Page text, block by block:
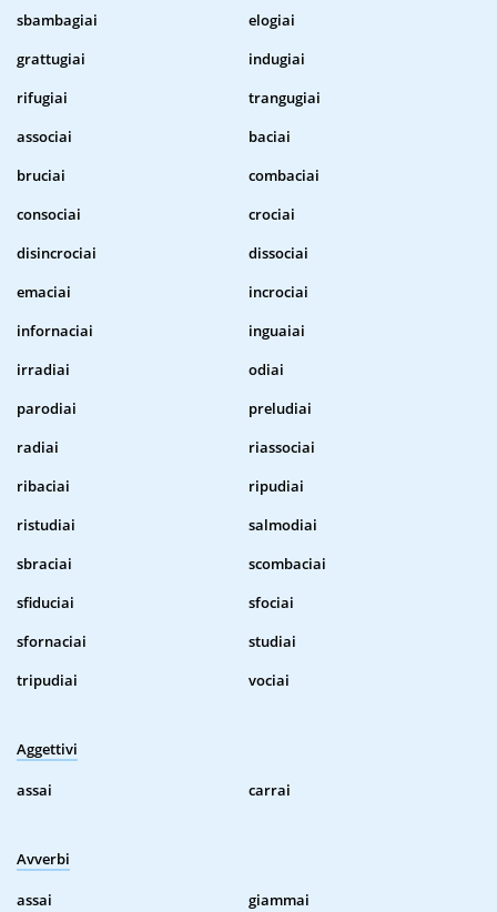
sbambagiai
elogiai
grattugiai
indugiai
rifugiai
trangugiai
associai
baciai
bruciai
combaciai
consociai
crociai
disincrociai
dissociai
emaciai
incrociai
infornaciai
inguaiai
irradiai
odiai
parodiai
preludiai
radiai
riassociai
ribaciai
ripudiai
ristudiai
salmodiai
sbraciai
scombaciai
sfiduciai
sfociai
sfornaciai
studiai
tripudiai
vociai
Aggettivi
assai carrai
Avverbi
assai
giammai